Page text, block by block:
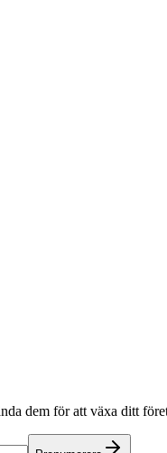
dem för att växa ditt